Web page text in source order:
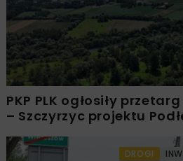
PKP PLK ogłosiły
– Szczyrzyc projektu
DROGI